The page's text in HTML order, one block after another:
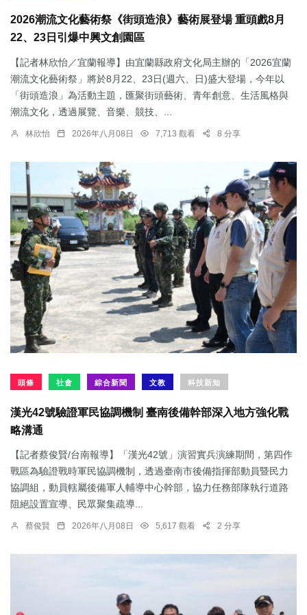
2026潮流文化藝術祭《街頭造浪》藝術展登場 重頭戲8月
22、23日引爆中興文創園區
【記者林欣怡／宜蘭報導】由宜蘭縣政府文化局主辦的「2026宜蘭
潮流文化藝術祭」將於8月22、23日(週六、日)盛大登場，今年以
「街頭造浪」為活動主題，匯聚街頭藝術、青年創意、生活風格與
潮流文化，透過展覽、音樂、競技、...
林欣怡 2026年八月08日 7,713 觀看 8 分享
頭條 社會 綜合新聞 文教 科技新知
漢光42號驗證軍民協調機制 臺南後備幹部深入地方強化戰
略溝通
【記者蔡俊賢/台南報導】「漢光42號」演習實兵演練期間，第四作
戰區為驗證戰時軍民協調機制，透過臺南市後備指揮部動員暨民力
協調組，動員轄屬後備軍人輔導中心幹部，協力任務部隊執行道路
阻絕設置宣導、民眾聚集疏導...
蔡俊賢 2026年八月08日 5,617 觀看 2 分享